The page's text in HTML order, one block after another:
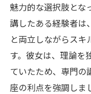
魅力的な選択肢とな
講したある経験者は
と両立しながらスキ
す。彼女は、理論を
ていたため、専門の
座の利点を強調しま